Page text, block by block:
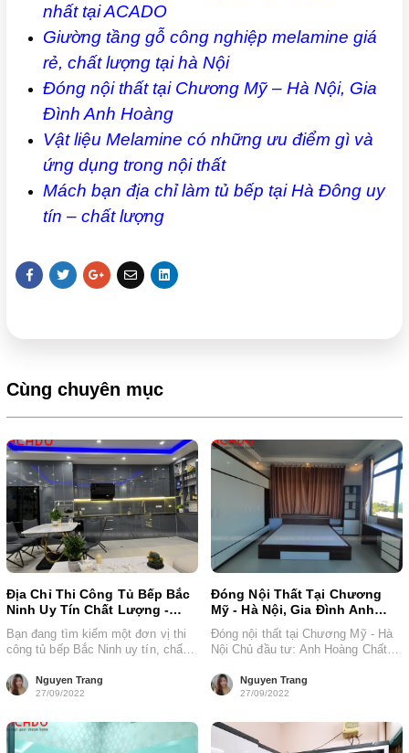
nhất tại ACADO
Giường tầng gỗ công nghiệp melamine giá
rẻ, chất lượng tại hà Nội
Đóng nội thất tại Chương Mỹ – Hà Nội, Gia
Đình Anh Hoàng
Vật liệu Melamine có những ưu điểm gì và
ứng dụng trong nội thất
Mách bạn địa chỉ làm tủ bếp tại Hà Đông uy
tín – chất lượng
Cùng chuyên mục
Địa Chỉ Thi Công Tủ Bếp Bắc
Ninh Uy Tín Chất Lượng -
Bạn đang tìm kiếm một đơn vị thi
công tủ bếp Bắc Ninh uy tín, chất
Nguyen Trang
27/09/2022
Đóng Nội Thất Tại Chương
Mỹ - Hà Nội, Gia Đình Anh
Đóng nội thất tại Chương Mỹ - Hà
Nội Chủ đầu tư: Anh Hoàng Chất
Nguyen Trang
27/09/2022